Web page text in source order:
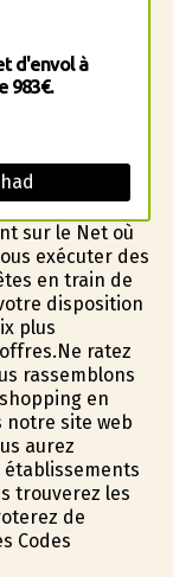
d'envol à
983€.
sur le Net où
exécuter des
en train de
disposition
plus
ratez
rassemblons
en
notre site web
aurez
trouverez les
de
Codes